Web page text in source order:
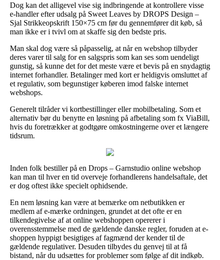
Dog kan det alligevel vise sig indbringende at kontrollere visse
e-handler efter udsalg på Sweet Leaves by DROPS Design –
Sjal Strikkeopskrift 150×75 cm før du gennemfører dit køb, så
man ikke er i tvivl om at skaffe sig den bedste pris.
Man skal dog være så påpasselig, at når en webshop tilbyder
deres varer til salg for en salgspris som kan ses som uendeligt
gunstig, så kunne det for det meste være et bevis på en snydagtig
internet forhandler. Betalinger med kort er heldigvis omsluttet af
et regulativ, som begunstiger køberen imod falske internet
webshops.
Generelt tilråder vi kortbestillinger eller mobilbetaling. Som et
alternativ bør du benytte en løsning på afbetaling som fx ViaBill,
hvis du foretrækker at godtgøre omkostningerne over et længere
tidsrum.
Inden folk bestiller på en Drops – Garnstudio online webshop
kan man til hver en tid overveje forhandlerens handelsaftale, det
er dog oftest ikke specielt ophidsende.
En nem løsning kan være at bemærke om netbutikken er
medlem af e-mærke ordningen, grundet at det ofte er en
tilkendegivelse af at online webshoppen opererer i
overensstemmelse med de gældende danske regler, foruden at e-
shoppen hyppigt besigtiges af fagmænd der kender til de
gældende regulativer. Desuden tilbydes du genvej til at få
bistand, når du udsættes for problemer som følge af dit indkøb.